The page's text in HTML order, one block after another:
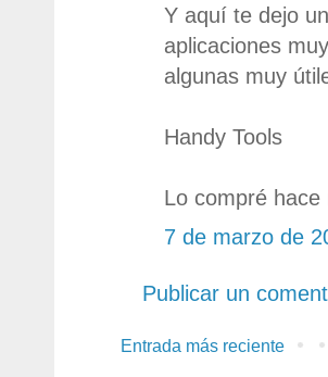
Y aquí te dejo
aplicaciones
algunas muy
Handy Tools
Lo compré
7 de marzo de
Publicar un
Entrada más reciente